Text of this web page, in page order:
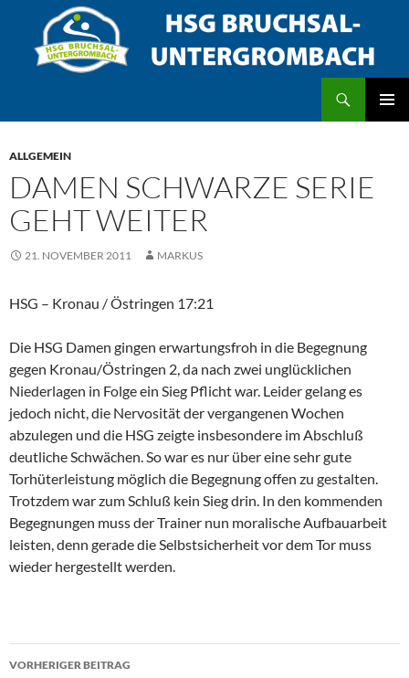
springen
ALLGEMEIN
DAMEN SCHWARZE SERIE
GEHT WEITER
21. NOVEMBER 2011 MARKUS
HSG – Kronau / Östringen 17:21
Die HSG Damen gingen erwartungsfroh in die Begegnung
gegen Kronau/Östringen 2, da nach zwei unglücklichen
Niederlagen in Folge ein Sieg Pflicht war. Leider gelang es
jedoch nicht, die Nervosität der vergangenen Wochen
abzulegen und die HSG zeigte insbesondere im Abschluß
deutliche Schwächen. So war es nur über eine sehr gute
Torhüterleistung möglich die Begegnung offen zu gestalten.
Trotzdem war zum Schluß kein Sieg drin. In den kommenden
Begegnungen muss der Trainer nun moralische Aufbauarbeit
leisten, denn gerade die Selbstsicherheit vor dem Tor muss
wieder hergestellt werden.
Beitragsnavigation
VORHERIGER BEITRAG